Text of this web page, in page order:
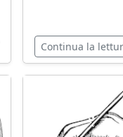
Continua la